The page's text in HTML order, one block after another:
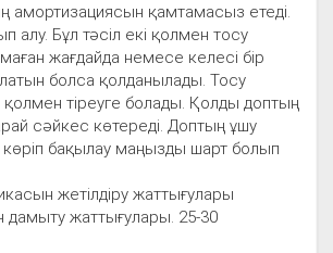
қамтамасыз етеді.
алу. Бұл тәсіл екі қолмен тосу
жағдайда немесе келесі бір
болса қолданылады. Тосу
қолмен тіреуге болады. Қолды доптың
сәйкес көтереді. Доптың ұшу
бақылау маңызды шарт болып
жетілдіру жаттығулары
дамыту жаттығулары. 25-30